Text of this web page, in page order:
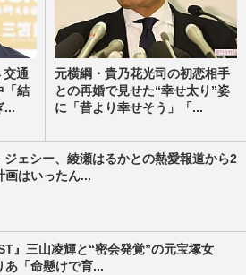
交通
「結
...
元横綱・貴乃花光司の初恋相手
との再婚で見せた“幸せ太り”姿
に「昔より幸せそう」「...
ェシー、綾瀬はるかとの熱愛報道から2
画はいったん...
』三山凌輝と“密会発覚”の元宝塚女
あ「命懸けで育...